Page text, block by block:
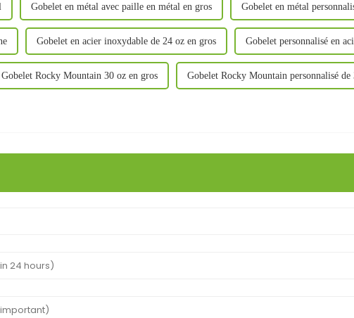
Gobelet en métal avec paille en métal en gros Gobelet en métal
Gobelet en acier inoxydable de 24 oz en gros Gobelet personnalisé en
Gobelet Rocky Mountain 30 oz en gros Gobelet Rocky Mountain personnalisé de